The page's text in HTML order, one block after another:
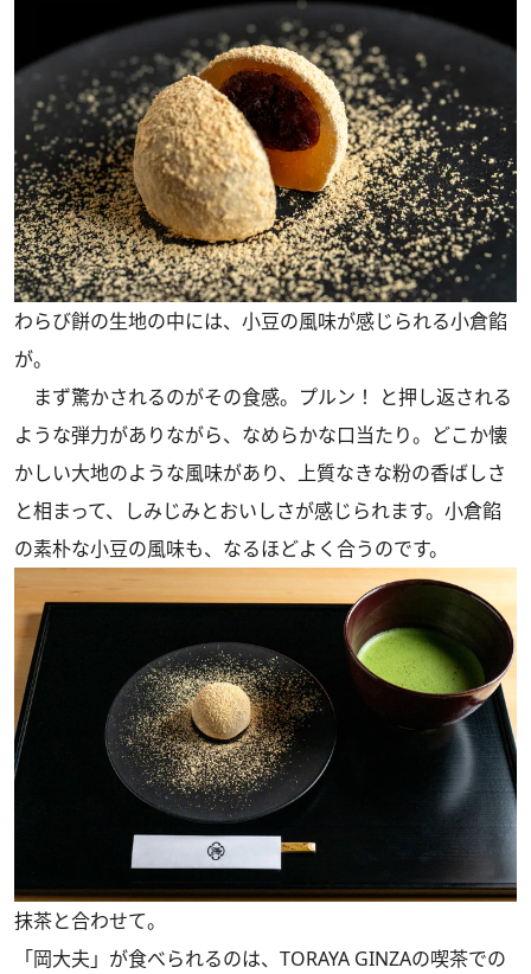
わらび餅の生地の中には、小豆の風味が感じられる小倉餡
が。
まず驚かされるのがその食感。プルン！ と押し返される
ような弾力がありながら、なめらかな口当たり。どこか懐
かしい大地のような風味があり、上質なきな粉の香ばしさ
と相まって、しみじみとおいしさが感じられます。小倉餡
の素朴な小豆の風味も、なるほどよく合うのです。
抹茶と合わせて。
「岡大夫」が食べられるのは、TORAYA GINZAの喫茶での